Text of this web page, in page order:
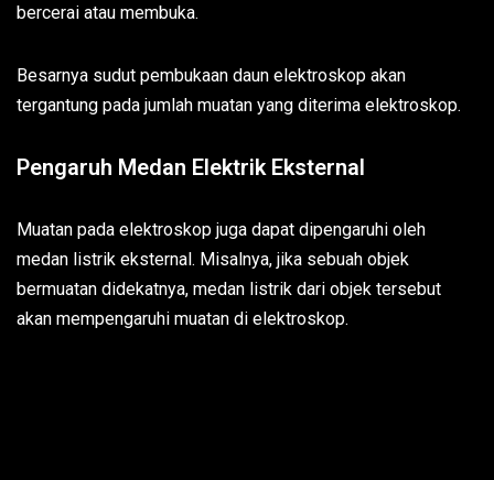
bercerai atau membuka.
Besarnya sudut pembukaan daun elektroskop akan
tergantung pada jumlah muatan yang diterima elektroskop.
Pengaruh Medan Elektrik Eksternal
Muatan pada elektroskop juga dapat dipengaruhi oleh
medan listrik eksternal. Misalnya, jika sebuah objek
bermuatan didekatnya, medan listrik dari objek tersebut
akan mempengaruhi muatan di elektroskop.